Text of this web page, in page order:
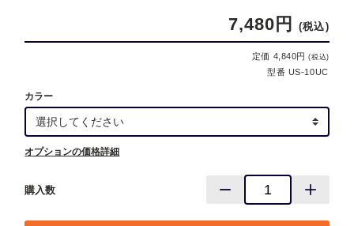
7,480円 (税込)
定価 4,840円(税込)
型番 US-10UC
カラー
オプションの価格詳細
購入数